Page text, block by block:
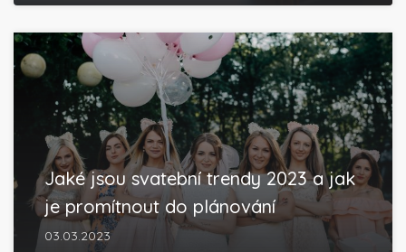
Jaké jsou svatební trendy 2023 a jak
je promítnout do plánování
03.03.2023